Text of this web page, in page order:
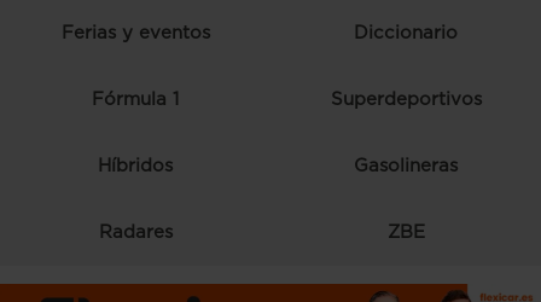
Ferias y eventos Diccionario
Fórmula 1 Superdeportivos
Híbridos Gasolineras
Radares ZBE